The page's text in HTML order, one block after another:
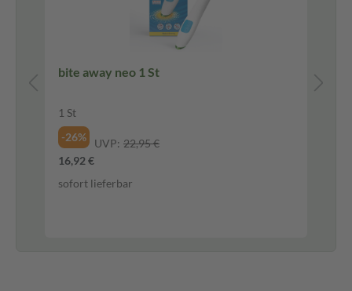
bite away neo 1 St
1 St
-26%
UVP: 22,95 €
16,92 €
sofort lieferbar